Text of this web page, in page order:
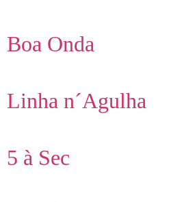
Boa Onda
Linha n´Agulha
5 à Sec